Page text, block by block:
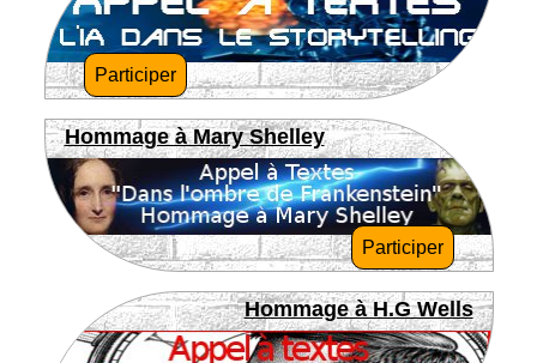
Participer
Hommage à Mary Shelley
Participer
Hommage à H.G Wells